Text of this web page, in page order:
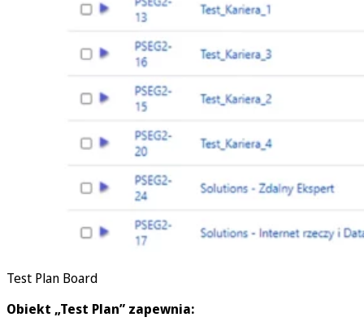
Test Plan Board
Obiekt „Test Plan” zapewnia: